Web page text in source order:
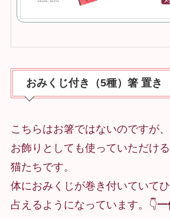
おみくじ付き（5種）箸 置
こちらはお箸ではないのですが
お飾りとしても使っていただけ
猫たちです。
体におみくじが巻き付いていて
占えるようになっています。👇